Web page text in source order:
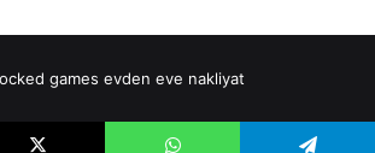
games evden eve nakliyat